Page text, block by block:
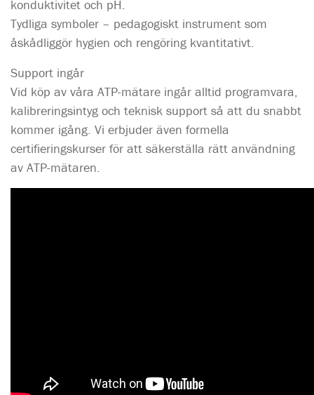
konduktivitet och pH.
Tydliga symboler – pedagogiskt instrument som
åskådliggör hygien och rengöring kvantitativt.
Support ingår
Vid köp av våra ATP-mätare ingår alltid programvara,
kalibreringsintyg och teknisk support så att du snabbt
kommer igång. Vi erbjuder även formella
certifieringskurser för att säkerställa rätt användning
av ATP-mätaren.